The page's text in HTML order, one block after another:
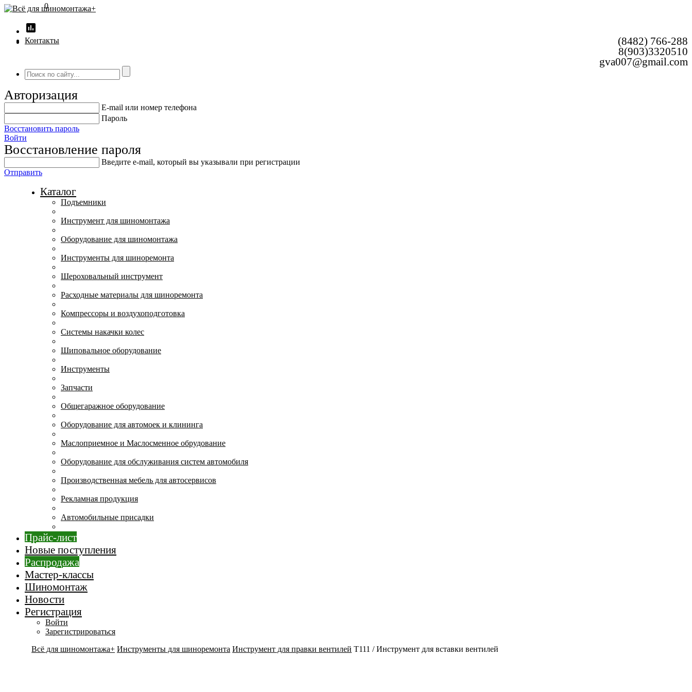
insert_chart
0
Контакты
(8482) 766-288
8(903)3320510
gva007@gmail.com
Авторизация
E-mail или номер телефона
Пароль
Восстановить пароль
Войти
Восстановление пароля
Введите е-mail, который вы указывали при регистрации
Отправить
Каталог
Подъемники
Инструмент для шиномонтажа
Оборудование для шиномонтажа
Инструменты для шиноремонта
Шероховальный инструмент
Расходные материалы для шиноремонта
Компрессоры и воздухоподготовка
Системы накачки колес
Шиповальное оборудование
Инструменты
Запчасти
Общегаражное оборудование
Оборудование для автомоек и клининга
Маслоприемное и Маслосменное обрудование
Оборудование для обслуживания систем автомобиля
Производственная мебель для автосервисов
Рекламная продукция
Автомобильные присадки
Прайс-лист
Новые поступления
Распродажа
Мастер-классы
Шиномонтаж
Новости
Регистрация
Войти
Зарегистрироваться
Всё для шиномонтажа+ Инструменты для шиноремонта Инструмент для правки вентилей T111 / Инструмент для вставки вентилей